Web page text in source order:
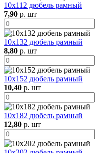
10х112 дюбель рамный
7,90 р. шт
10х132 дюбель рамный
8,80 р. шт
10х152 дюбель рамный
10,40 р. шт
10х182 дюбель рамный
12,80 р. шт